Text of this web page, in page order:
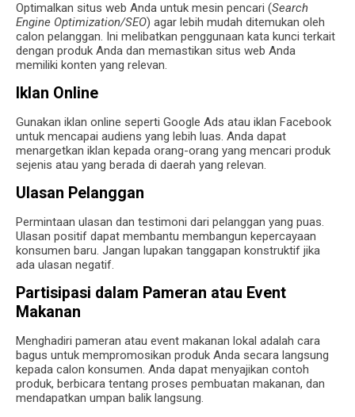
Optimalkan situs web Anda untuk mesin pencari (Search
Engine Optimization/SEO) agar lebih mudah ditemukan oleh
calon pelanggan. Ini melibatkan penggunaan kata kunci terkait
dengan produk Anda dan memastikan situs web Anda
memiliki konten yang relevan.
Iklan Online
Gunakan iklan online seperti Google Ads atau iklan Facebook
untuk mencapai audiens yang lebih luas. Anda dapat
menargetkan iklan kepada orang-orang yang mencari produk
sejenis atau yang berada di daerah yang relevan.
Ulasan Pelanggan
Permintaan ulasan dan testimoni dari pelanggan yang puas.
Ulasan positif dapat membantu membangun kepercayaan
konsumen baru. Jangan lupakan tanggapan konstruktif jika
ada ulasan negatif.
Partisipasi dalam Pameran atau Event
Makanan
Menghadiri pameran atau event makanan lokal adalah cara
bagus untuk mempromosikan produk Anda secara langsung
kepada calon konsumen. Anda dapat menyajikan contoh
produk, berbicara tentang proses pembuatan makanan, dan
mendapatkan umpan balik langsung.